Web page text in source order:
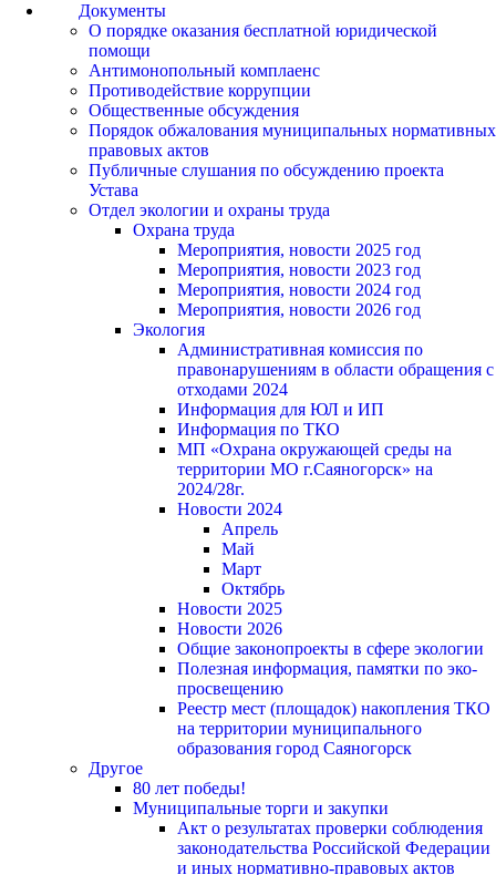
Документы
О порядке оказания бесплатной юридической
помощи
Антимонопольный комплаенс
Противодействие коррупции
Общественные обсуждения
Порядок обжалования муниципальных нормативных
правовых актов
Публичные слушания по обсуждению проекта
Устава
Отдел экологии и охраны труда
Охрана труда
Мероприятия, новости 2025 год
Мероприятия, новости 2023 год
Мероприятия, новости 2024 год
Мероприятия, новости 2026 год
Экология
Административная комиссия по
правонарушениям в области обращения с
отходами 2024
Информация для ЮЛ и ИП
Информация по ТКО
МП «Охрана окружающей среды на
территории МО г.Саяногорск» на
2024/28г.
Новости 2024
Апрель
Май
Март
Октябрь
Новости 2025
Новости 2026
Общие законопроекты в сфере экологии
Полезная информация, памятки по эко-
просвещению
Реестр мест (площадок) накопления ТКО
на территории муниципального
образования город Саяногорск
Другое
80 лет победы!
Муниципальные торги и закупки
Акт о результатах проверки соблюдения
законодательства Российской Федерации
и иных нормативно-правовых актов